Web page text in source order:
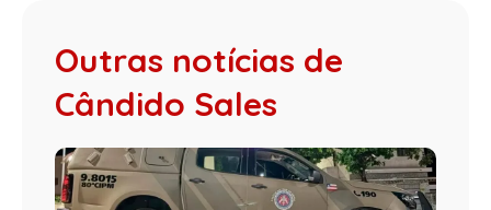
Outras notícias de
Cândido Sales